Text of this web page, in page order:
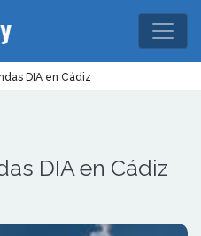
DIA en Cádiz
DIA en Cádiz